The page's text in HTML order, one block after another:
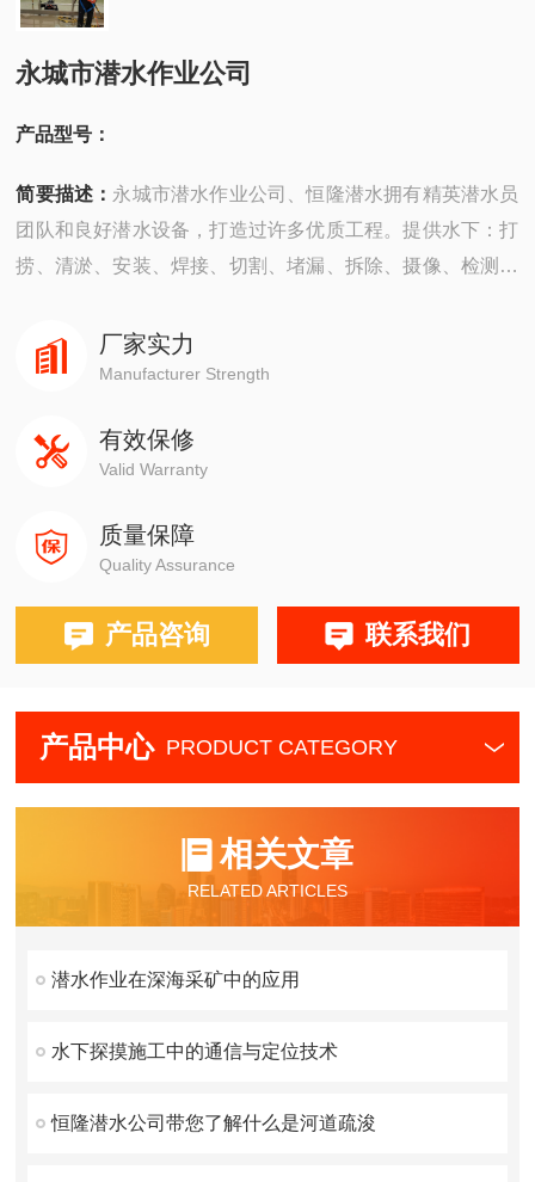
永城市潜水作业公司
产品型号：
简要描述： 永城市潜水作业公司、恒隆潜水拥有精英潜水员
团队和良好潜水设备，打造过许多优质工程。提供水下：打
捞、清淤、安装、焊接、切割、堵漏、拆除、摄像、检测、
程，有着严密的安全组织机构，*的质量保证体系，严格的
安全措施，并以高质量快速度、守信誉而深受广大业主企业
厂家实力
Manufacturer Strength
有效保修
Valid Warranty
质量保障
Quality Assurance
产品咨询 联系我们
产品中心 PRODUCT CATEGORY
相关文章
RELATED ARTICLES
潜水作业在深海采矿中的应用
水下探摸施工中的通信与定位技术
恒隆潜水公司带您了解什么是河道疏浚